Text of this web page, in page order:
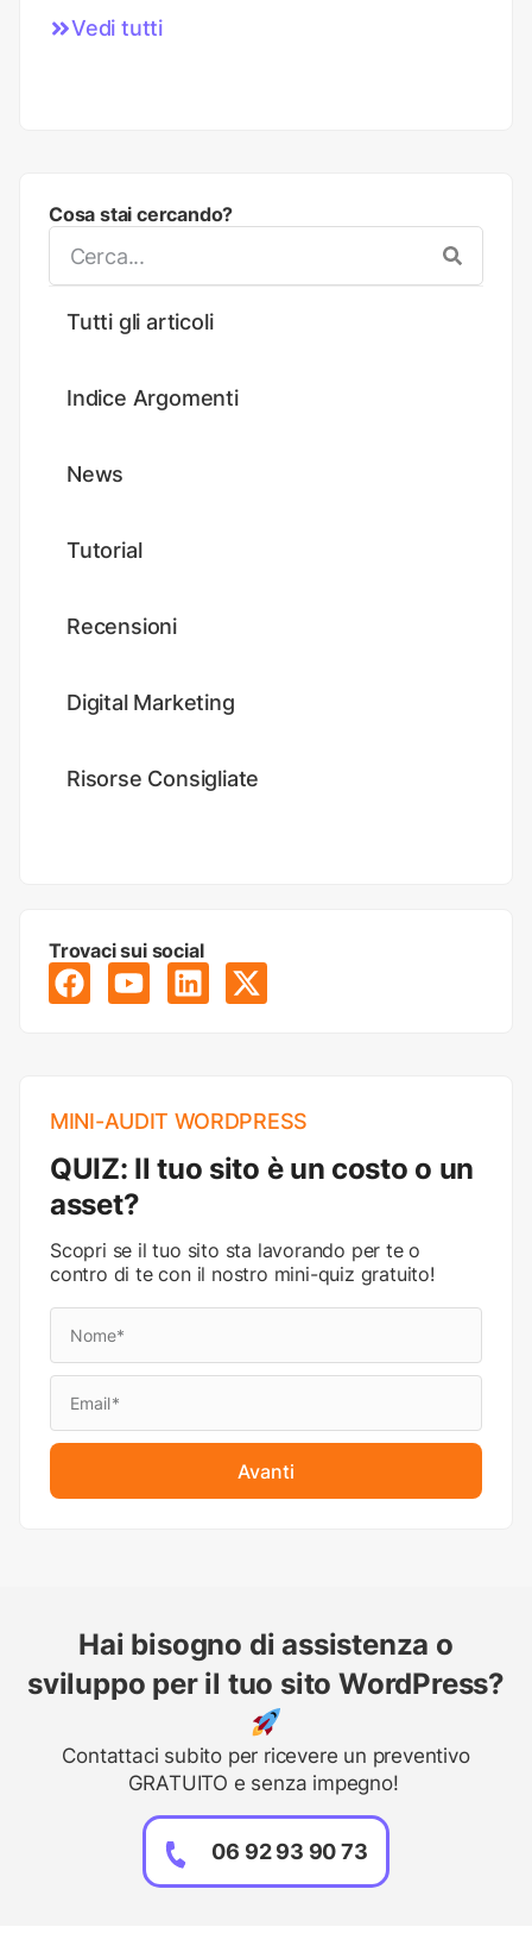
Vedi tutti
Cosa stai cercando?
Tutti gli articoli
Indice Argomenti
News
Tutorial
Recensioni
Digital Marketing
Risorse Consigliate
Trovaci sui social
MINI-AUDIT WORDPRESS
QUIZ: Il tuo sito è un costo o un
asset?
Scopri se il tuo sito sta lavorando per te o
contro di te con il nostro mini-quiz gratuito!
Avanti
Hai bisogno di assistenza o
sviluppo per il tuo sito WordPress?
Contattaci subito per ricevere un preventivo
GRATUITO e senza impegno!
06 92 93 90 73